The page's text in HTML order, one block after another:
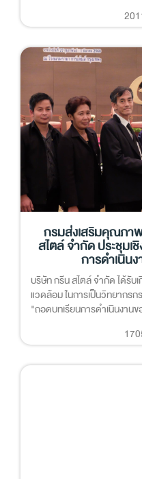
กรมส่งเสริมคุณภา
สไตล์ จำกัด ประชุม
การดำเนิน
บริษัท กรีน สไตล์ จำกัด ได้รั
แวดล้อม ในการเป็นวิทยากร
"ถอดบทเรียนการดำเนินงานข